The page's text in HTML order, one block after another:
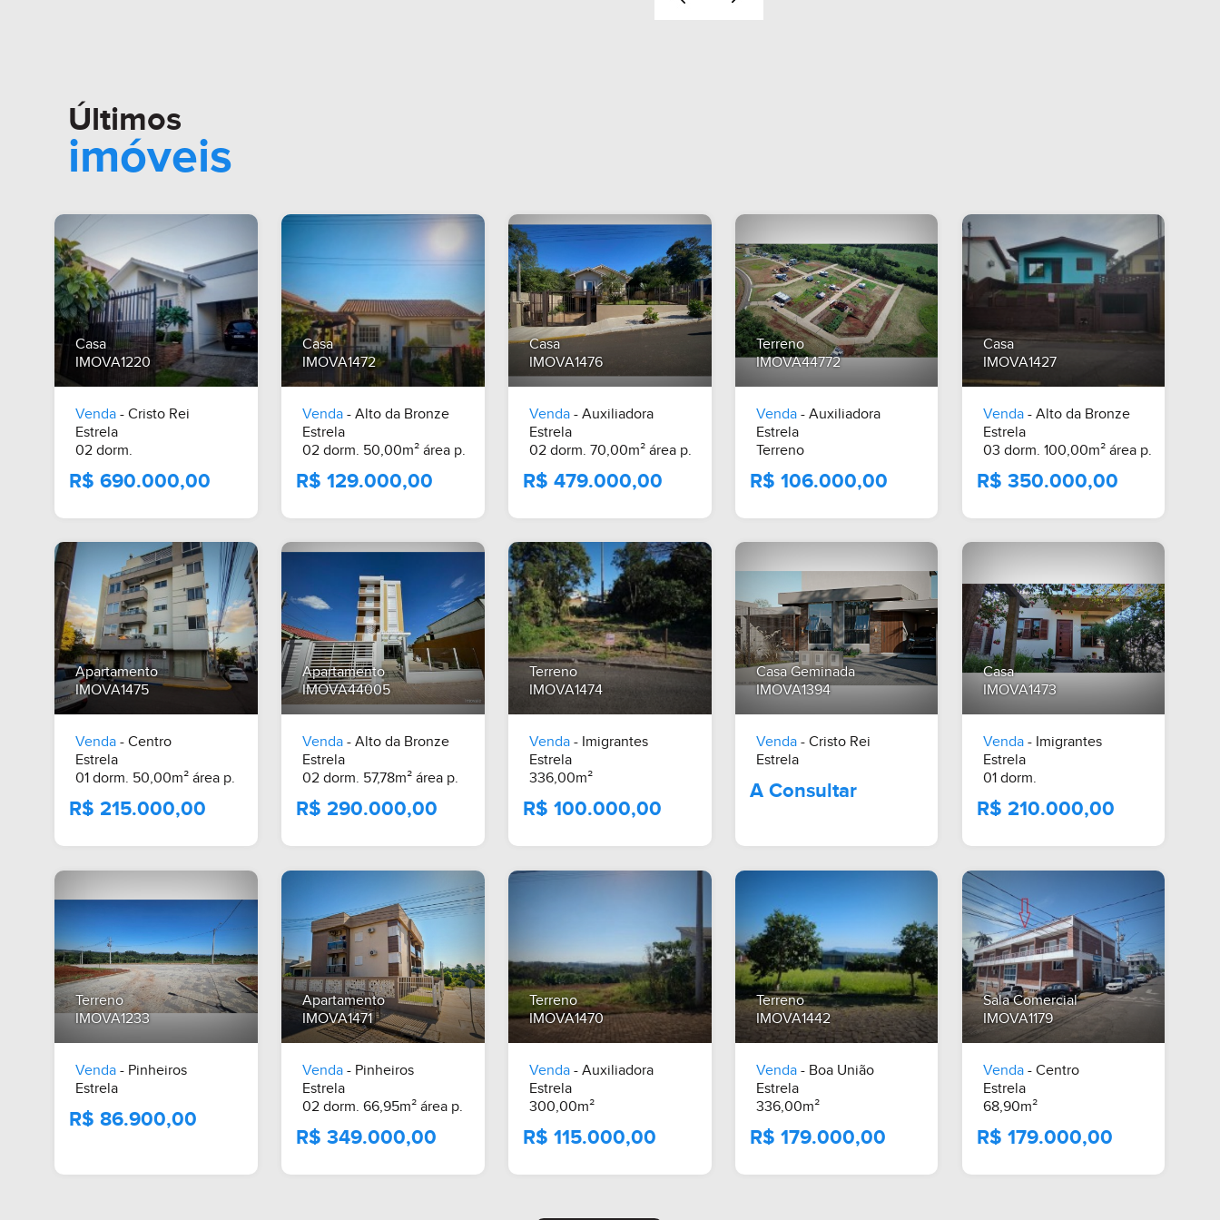
Últimos
imóveis
Casa
IMOVA1220
Venda - Cristo Rei
Estrela
02 dorm.
R$ 690.000,00
Casa
IMOVA1472
Venda - Alto da Bronze
Estrela
02 dorm. 50,00m² área p.
R$ 129.000,00
Casa
IMOVA1476
Venda- Auxiliadora
Estrela
02 dorm. 70,00m² área p.
Terreno
IMOVA44772
Venda- Auxiliadora
Estrela
Terreno
R$ 106.000,00
Casa
IMOVA1427
Venda- Alto da Bronze
Estrela
03 dorm. 100,00m² área p.
Apartamento
IMOVA1475
Venda - Centro
Estrela
01 dorm. 50,00m² área p.
R$ 215.000,00
Apartamento
IMOVA44005
Venda - Alto da Bronze
Estrela
02 dorm. 57,78m² área p.
R$ 290.000,00
Terreno
IMOVA1474
Venda- Imigrantes
Estrela
336,00m²
R$ 100.000,00
Casa Geminada
IMOVA1394
Venda- Cristo Rei
Estrela
Casa
IMOVA1473
Venda- Imigrantes
Estrela
01 dorm.
R$
Terreno
IMOVA1233
Venda - Pinheiros
Estrela
Apartamento
IMOVA1471
Venda - Pinheiros
Estrela
02 dorm. 66,95m² área p.
Terreno
IMOVA1470
Venda- Auxiliadora
Estrela
300,00m²
Terreno
IMOVA1442
Venda- Boa União
Estrela
336,00m²
Sala Comercial
IMOVA1179
Venda- Centro
Estrela
68,90m²